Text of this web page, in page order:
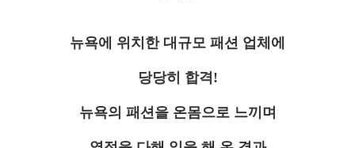
뉴욕에 위치한 대규모 패션 업체에
당당히 합격!
뉴욕의 패션을 온몸으로 느끼며